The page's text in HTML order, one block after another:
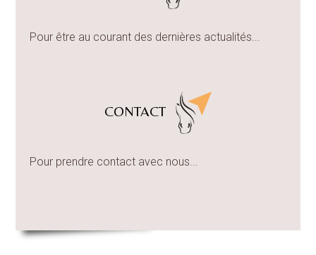
Pour être au courant des dernières actualités...
CONTACT
Pour prendre contact avec nous...